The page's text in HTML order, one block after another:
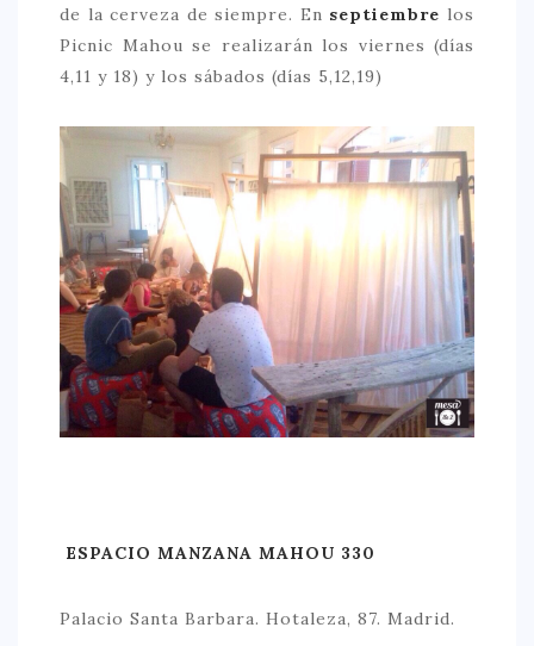
de la cerveza de siempre. En septiembre los
Picnic Mahou se realizarán los viernes (días
4,11 y 18) y los sábados (días 5,12,19)
ESPACIO MANZANA MAHOU 330
Palacio Santa Barbara. Hotaleza, 87. Madrid.